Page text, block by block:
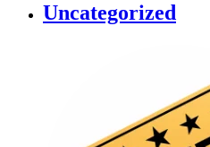
Uncategorized